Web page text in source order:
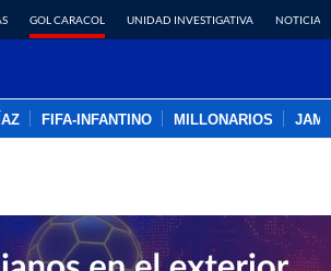
GOL CARACOL UNIDAD INVESTIGATIVA NOTICIAS
FIFA-INFANTINO MILLONARIOS